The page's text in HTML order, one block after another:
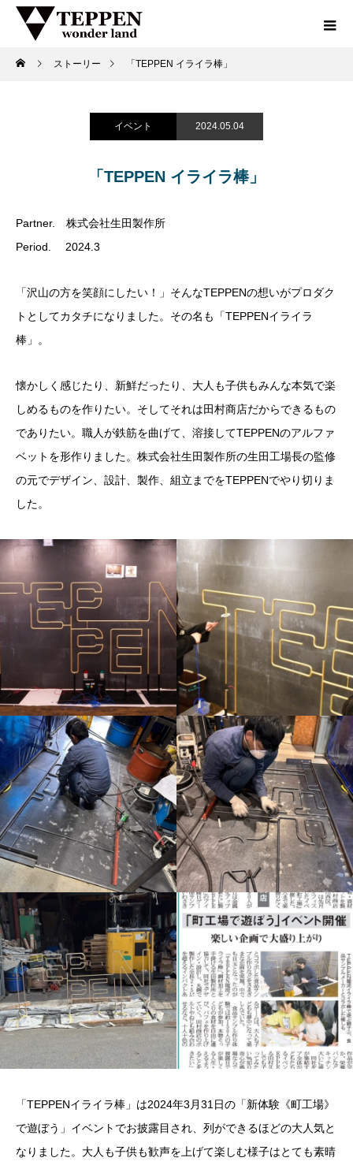
ストーリー 「TEPPEN イライラ棒」
イベント 2024.05.04
「TEPPEN イライラ棒」
Partner. 株式会社生田製作所
Period. 2024.3
「沢山の方を笑顔にしたい！」そんなTEPPENの想いがプロダク
トとしてカタチになりました。その名も「TEPPENイライラ
棒」。
懐かしく感じたり、新鮮だったり、大人も子供もみんな本気で楽
しめるものを作りたい。そしてそれは田村商店だからできるもの
でありたい。職人が鉄筋を曲げて、溶接してTEPPENのアルファ
ベットを形作りました。株式会社生田製作所の生田工場長の監修
の元でデザイン、設計、製作、組立までをTEPPENでやり切りま
した。
「TEPPENイライラ棒」は2024年3月31日の「新体験《町工場》
で遊ぼう」イベントでお披露目され、列ができるほどの大人気と
なりました。大人も子供も歓声を上げて楽しむ様子はとても素晴